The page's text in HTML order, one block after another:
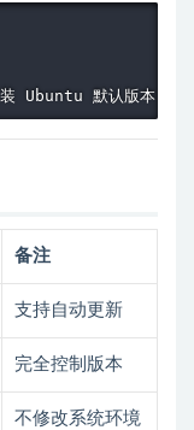
Ubuntu 默认版本
备注
支持自动更新
完全控制版本
不修改系统环境